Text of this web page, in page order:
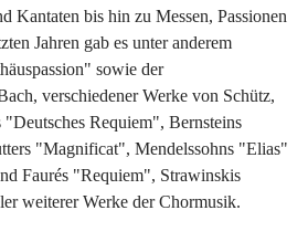
Kantaten bis hin zu Messen, Passionen
Jahren gab es unter anderem
sowie der
verschiedener Werke von Schütz,
Requiem", Bernsteins
"Magnificat", Mendelssohns "Elias"
Faurés "Requiem", Strawinskis
weiterer Werke der Chormusik.